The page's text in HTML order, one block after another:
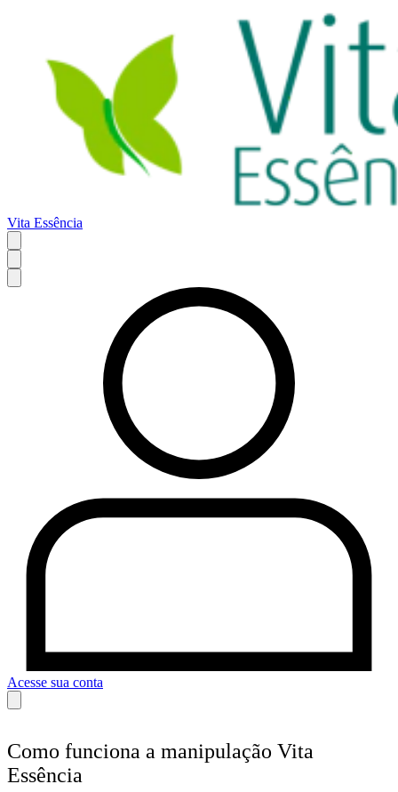
Vita Essência
Acesse sua conta
Como funciona a manipulação Vita
Essência